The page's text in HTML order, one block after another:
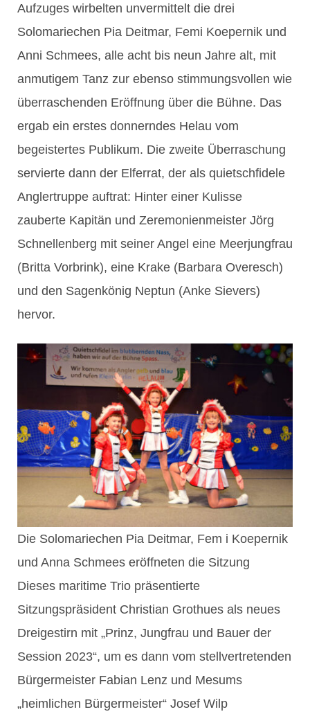
Aufzuges wirbelten unvermittelt die drei
Solomariechen Pia Deitmar, Femi Koepernik und
Anni Schmees, alle acht bis neun Jahre alt, mit
anmutigem Tanz zur ebenso stimmungsvollen wie
überraschenden Eröffnung über die Bühne. Das
ergab ein erstes donnerndes Helau vom
begeistertes Publikum. Die zweite Überraschung
servierte dann der Elferrat, der als quietschfidele
Anglertruppe auftrat: Hinter einer Kulisse
zauberte Kapitän und Zeremonienmeister Jörg
Schnellenberg mit seiner Angel eine Meerjungfrau
(Britta Vorbrink), eine Krake (Barbara Overesch)
und den Sagenkönig Neptun (Anke Sievers)
hervor.
Die Solomariechen Pia Deitmar, Fem i Koepernik
und Anna Schmees eröffneten die Sitzung
Dieses maritime Trio präsentierte
Sitzungspräsident Christian Grothues als neues
Dreigestirn mit „Prinz, Jungfrau und Bauer der
Session 2023“, um es dann vom stellvertretenden
Bürgermeister Fabian Lenz und Mesums
„heimlichen Bürgermeister“ Josef Wilp